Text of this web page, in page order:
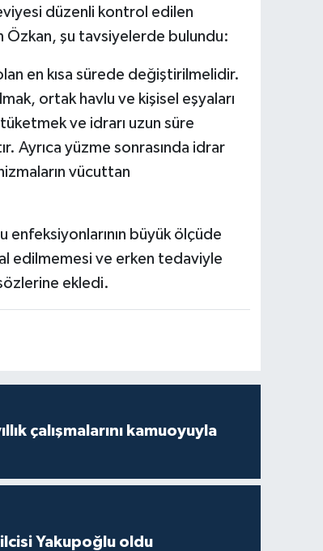
düzenli kontrol edilen
Özkan, şu tavsiyelerde bulundu:
en kısa sürede değiştirilmelidir.
ortak havlu ve kişisel eşyaları
ve idrarı uzun süre
Ayrıca yüzme sonrasında idrar
vücuttan
enfeksiyonlarının büyük ölçüde
edilmemesi ve erken tedaviyle
ekledi.
çalışmalarını kamuoyuyla
Yakupoğlu oldu